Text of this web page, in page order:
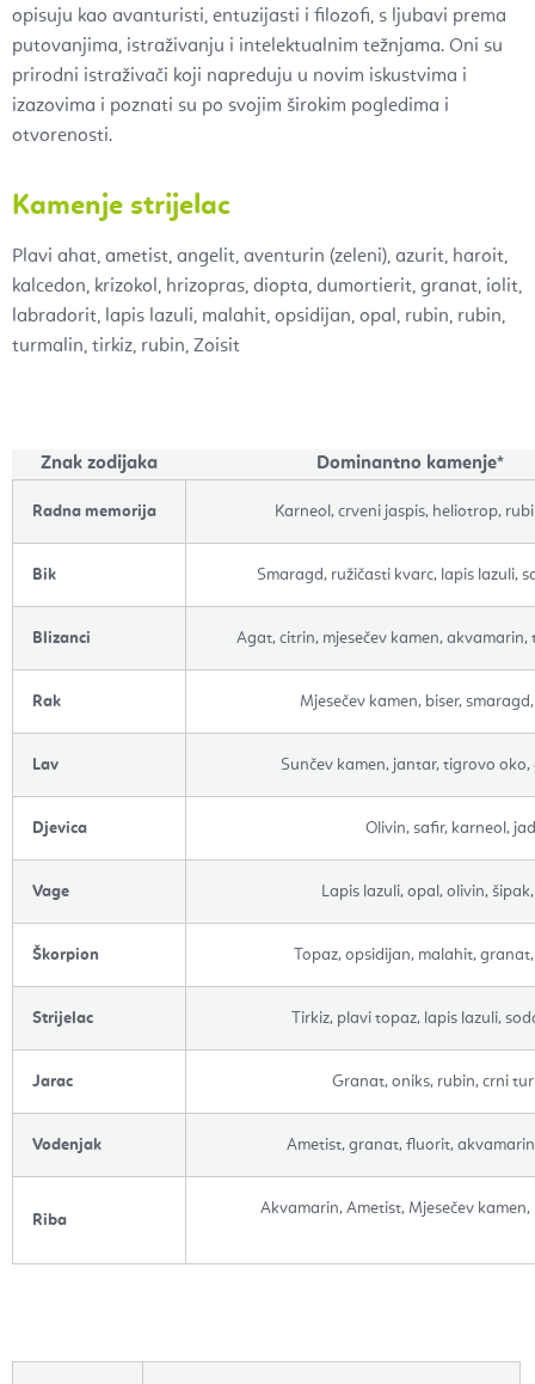
opisuju kao avanturisti, entuzijasti i filozofi, s ljubavi prema
putovanjima, istraživanju i intelektualnim težnjama. Oni su
prirodni istraživači koji napreduju u novim iskustvima i
izazovima i poznati su po svojim širokim pogledima i
otvorenosti.
Kamenje strijelac
Plavi ahat, ametist, angelit, aventurin (zeleni), azurit, haroit,
kalcedon, krizokol, hrizopras, diopta, dumortierit, granat, iolit,
labradorit, lapis lazuli, malahit, opsidijan, opal, rubin, rubin,
turmalin, tirkiz, rubin, Zoisit
Znak zodijaka Dominantno kamenje*
Radna memorija Karneol, crveni jaspis, heliotrop,
Bik Smaragd, ružičasti kvarc, lapis lazuli,
Blizanci Agat, citrin, mjesečev kamen,
Rak Mjesečev kamen, biser,
Lav Sunčev kamen, jantar, tigrovo
Djevica Olivin, safir, karneol,
Vage Lapis lazuli, opal, olivin,
Škorpion Topaz, opsidijan, malahit,
Strijelac Tirkiz, plavi topaz, lapis lazuli,
Jarac Granat, oniks, rubin, crni
Vodenjak Ametist, granat, fluorit,
Riba
Akvamarin, Ametist, Mjesečev